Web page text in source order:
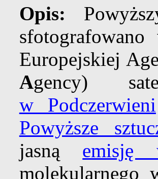
Opis:
Europejskiej
Agency)
w Podczerwieni
Powyższe
jasną emisję
molekularnego